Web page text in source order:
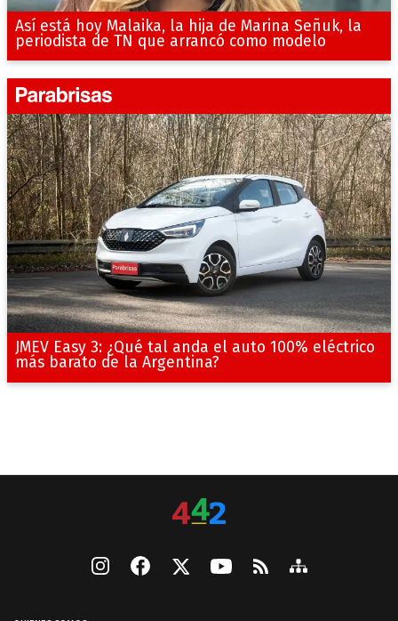
Así está hoy Malaika, la hija de Marina Señuk, la
periodista de TN que arrancó como modelo
JMEV Easy 3: ¿Qué tal anda el auto 100% eléctrico
más barato de la Argentina?